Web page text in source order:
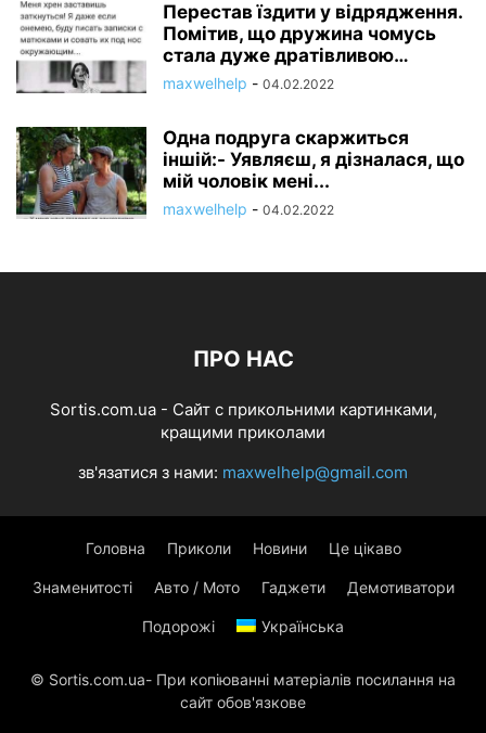
Перестав їздити у відрядження.
Помітив, що дружина чомусь
стала дуже дратівливою…
maxwelhelp - 04.02.2022
Одна подруга скаржиться
іншій:- Уявляєш, я дізналася, що
мій чоловік мені...
maxwelhelp - 04.02.2022
ПРО НАС
Sortis.com.ua - Cайт с прикольними картинками,
кращими приколами
зв'язатися з нами: maxwelhelp@gmail.com
Головна Приколи Новини Це цікаво
Знаменитості Авто / Мото Гаджети Демотиватори
Подорожі Українська
© Sortis.com.ua- При копіюванні матеріалів посилання на
сайт обов'язкове